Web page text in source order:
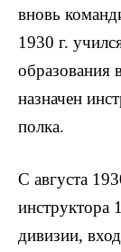
вновь
1930 г.
образования
назначен
полка.
С августа
инструктора
дивизии,